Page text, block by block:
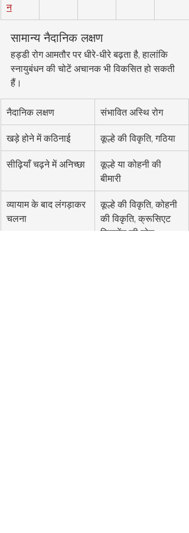
न
सामान्य नैदानिक लक्षण
हड्डी रोग आमतौर पर धीरे-धीरे बढ़ता है, हालांकि
स्नायुबंधन की चोटें अचानक भी विकसित हो सकती
हैं।
नैदानिक लक्षण संभावित अस्थि रोग
खड़े होने में कठिनाई कूल्हे की विकृति, गठिया
सीढ़ियाँ चढ़ने में अनिच्छा
कूल्हे या कोहनी की
बीमारी
व्यायाम के बाद लंगड़ाकर
चलना
कूल्हे की विकृति, कोहनी
की विकृति, क्रूसिएट
लिगामेंट की चोट